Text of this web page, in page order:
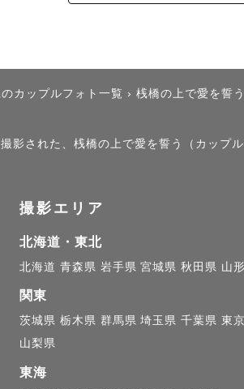
カップルフォト一覧 › 桟橋の上で愛を誓う
された、桟橋の上で愛を誓う（カップル
撮影エリア
北海道・東北
北海道 青森県 岩手県 宮城県 秋田県 山
関東
茨城県 栃木県 群馬県 埼玉県 千葉県 東
山梨県
東海